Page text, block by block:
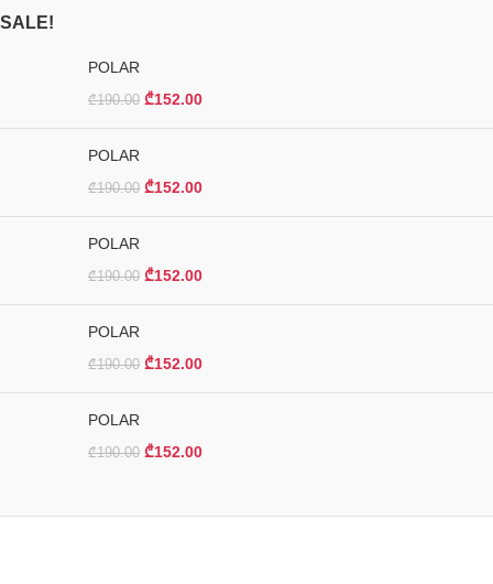
SALE!
POLAR
₾190.00 ₾152.00
POLAR
₾190.00 ₾152.00
POLAR
₾190.00 ₾152.00
POLAR
₾190.00 ₾152.00
POLAR
₾190.00 ₾152.00